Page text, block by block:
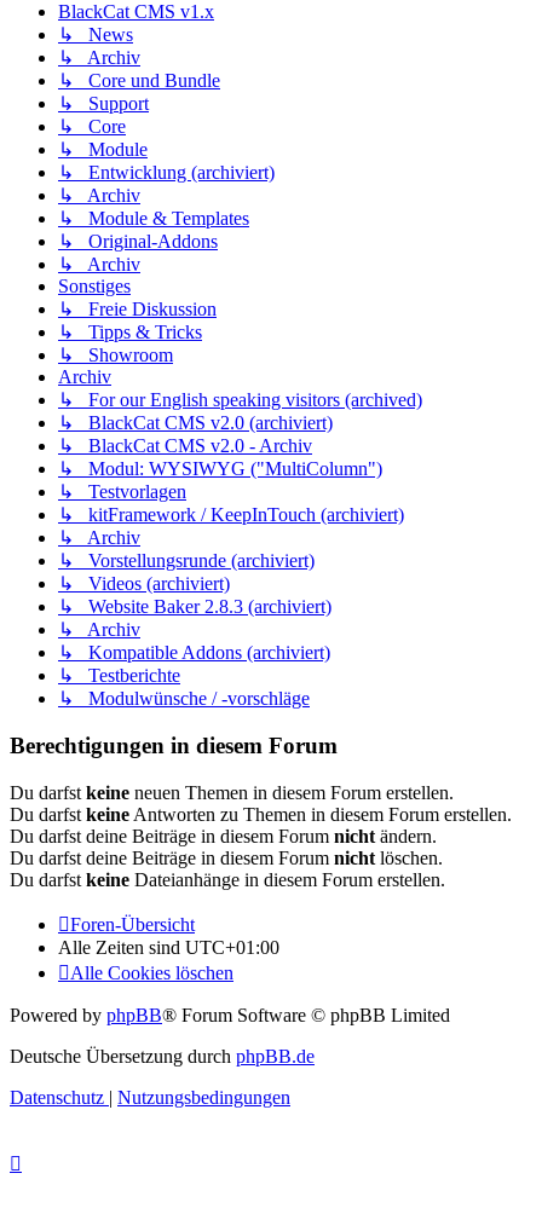
BlackCat CMS v1.x
↳ News
↳ Archiv
↳ Core und Bundle
↳ Support
↳ Core
↳ Module
↳ Entwicklung (archiviert)
↳ Archiv
↳ Module & Templates
↳ Original-Addons
↳ Archiv
Sonstiges
↳ Freie Diskussion
↳ Tipps & Tricks
↳ Showroom
Archiv
↳ For our English speaking visitors (archived)
↳ BlackCat CMS v2.0 (archiviert)
↳ BlackCat CMS v2.0 - Archiv
↳ Modul: WYSIWYG ("MultiColumn")
↳ Testvorlagen
↳ kitFramework / KeepInTouch (archiviert)
↳ Archiv
↳ Vorstellungsrunde (archiviert)
↳ Videos (archiviert)
↳ Website Baker 2.8.3 (archiviert)
↳ Archiv
↳ Kompatible Addons (archiviert)
↳ Testberichte
↳ Modulwünsche / -vorschläge
Berechtigungen in diesem Forum
Du darfst keine neuen Themen in diesem Forum erstellen.
Du darfst keine Antworten zu Themen in diesem Forum erstellen.
Du darfst deine Beiträge in diesem Forum nicht ändern.
Du darfst deine Beiträge in diesem Forum nicht löschen.
Du darfst keine Dateianhänge in diesem Forum erstellen.
Foren-Übersicht
Alle Zeiten sind UTC+01:00
Alle Cookies löschen
Powered by phpBB® Forum Software © phpBB Limited
Deutsche Übersetzung durch phpBB.de
Datenschutz | Nutzungsbedingungen